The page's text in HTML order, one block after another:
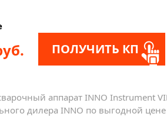
ПОЛУЧИТЬ КП
аппарат INNO Instrument
дилера INNO по выгодной цене